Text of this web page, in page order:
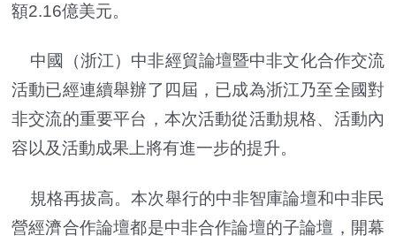
額2.16億美元。
中國（浙江）中非經貿論壇暨中非文化合作交流
活動已經連續舉辦了四屆，已成為浙江乃至全國對
非交流的重要平台，本次活動從活動規格、活動內
容以及活動成果上將有進一步的提升。
規格再拔高。本次舉行的中非智庫論壇和中非民
營經濟合作論壇都是中非合作論壇的子論壇，開幕